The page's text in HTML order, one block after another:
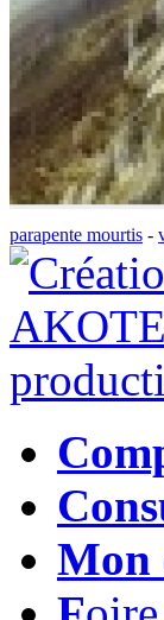
parapente mourtis -
Mon